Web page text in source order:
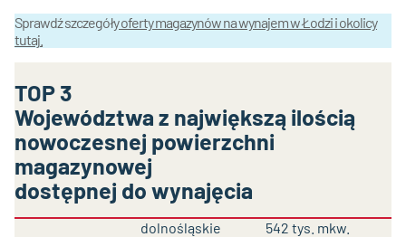
Sprawdź szczegółyoferty magazynów na wynajem w Łodzi i okolicy
tutaj
TOP 3
Województwa z największą ilością
nowoczesnej powierzchni
magazynowej
dostępnej do wynajęcia
dolnośląskie
542 tys. mkw.